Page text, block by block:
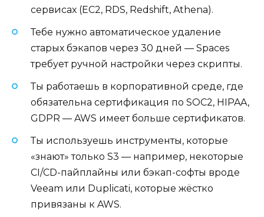
сервисах (EC2, RDS, Redshift, Athena).
Тебе нужно автоматическое удаление
старых бэкапов через 30 дней — Spaces
требует ручной настройки через скрипты.
Ты работаешь в корпоративной среде, где
обязательна сертификация по SOC2, HIPAA,
GDPR — AWS имеет больше сертификатов.
Ты используешь инструменты, которые
«знают» только S3 — например, некоторые
CI/CD-пайплайны или бэкап-софты вроде
Veeam или Duplicati, которые жёстко
привязаны к AWS.